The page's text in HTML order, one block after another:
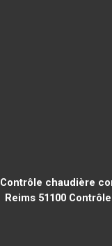
Contrôle chaudière
Reims 51100